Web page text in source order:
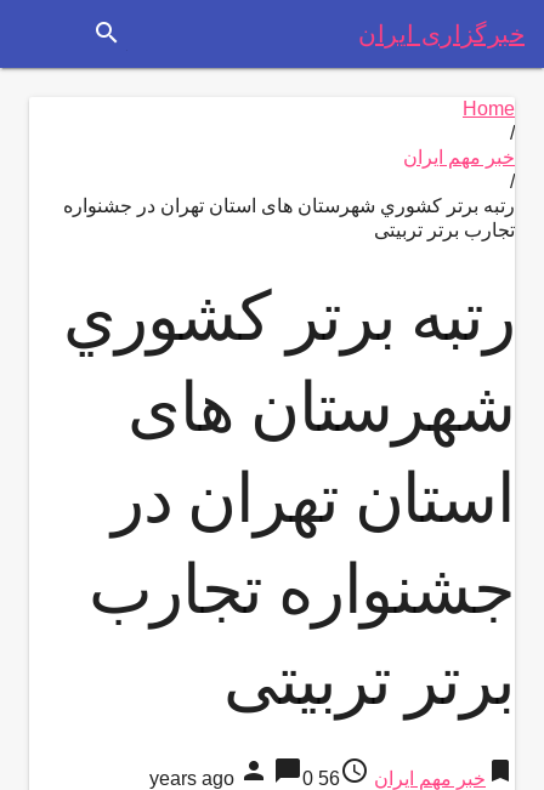
خبرگزاری ایران search
Home
/
خبر مهم ایران
/
رتبه برتر كشوري شهرستان های استان تهران در جشنواره
تجارب برتر تربیتی
رتبه برتر كشوري
شهرستان های
استان تهران در
جشنواره تجارب
برتر تربیتی
bookmark خبر مهم ایران access_time
56 years ago
person chat_bubble0